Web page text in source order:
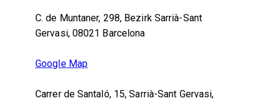
C. de Muntaner, 298, Bezirk Sarrià-Sant
Gervasi, 08021 Barcelona
Google Map
Carrer de Santaló, 15, Sarrià-Sant Gervasi,